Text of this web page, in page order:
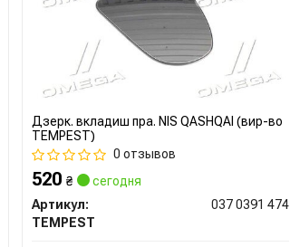
Дзерк. вкладиш пра. NIS QASHQAI (вир-во
TEMPEST)
0 отзывов
520₴
сегодня
Артикул:
037 0391 474
TEMPEST